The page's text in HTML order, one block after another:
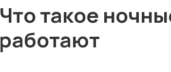
Что такое
работают